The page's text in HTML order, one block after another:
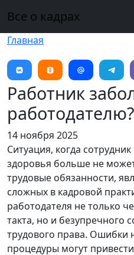
Все о кадрах
Главная
Работник
работодателю?
14 ноября 2025
Ситуация, когда
здоровья больше не
трудовые обязанности,
сложных в кадровой
работодателя не только
такта, но и безупречного
трудового права. Ошибки
процедуры могут